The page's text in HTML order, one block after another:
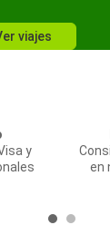
viajes
y
en